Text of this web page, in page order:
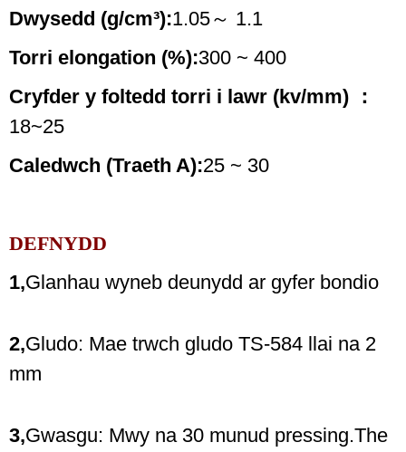
Dwysedd (g/cm³):1.05～ 1.1
Torri elongation (%):300 ~ 400
Cryfder y foltedd torri i lawr (kv/mm) ：
18~25
Caledwch (Traeth A):25 ~ 30
DEFNYDD
1,Glanhau wyneb deunydd ar gyfer bondio
2,Gludo: Mae trwch gludo TS-584 llai na 2
mm
3,Gwasgu: Mwy na 30 munud pressing.The